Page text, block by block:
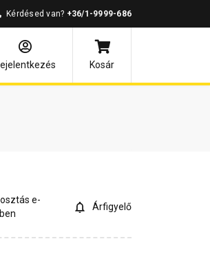
Kérdésed van? +36/1-9999-686
Kosár
válaszok
e-
Árfigyelő